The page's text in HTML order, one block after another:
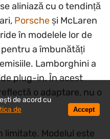
aliniază cu o tendință
Porscheși McLaren
în modelele lor de
a îmbunătăți
Lamborghini a
plug-in. În acest
o adaptare, nu o
limitate. Modelul este
de acord cu
de
Accept